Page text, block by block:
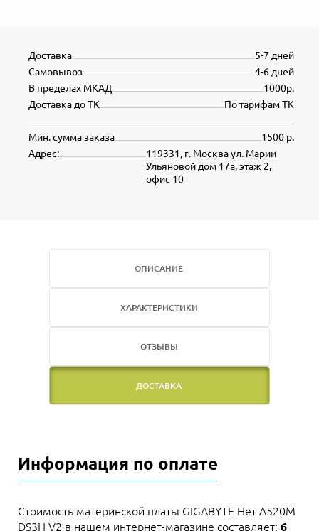
5-7 дней
Доставка
4-6 дней
Самовывоз
1000р.
В пределах МКАД
По тарифам ТК
Доставка до ТК
1500 р.
Мин. сумма заказа
119331, г. Москва ул. Марии
Ульяновой дом 17а, этаж 2,
офис 10
Адрес:
ОПИСАНИЕ
ХАРАКТЕРИСТИКИ
ОТЗЫВЫ
ДОСТАВКА
Информация по оплате
Стоимость материнской платы GIGABYTE Нет A520M
DS3H V2 в нашем интернет-магазине составляет: 6